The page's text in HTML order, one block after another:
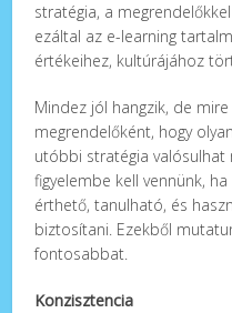
stratégia, a
ezáltal az e-learning
értékeihez, kultúrájához
Mindez jól hangzik, de
megrendelőként, hogy
utóbbi stratégia valósulhat
figyelembe kell vennünk,
érthető, tanulható, és
biztosítani. Ezekből
fontosabbat.
Konzisztencia